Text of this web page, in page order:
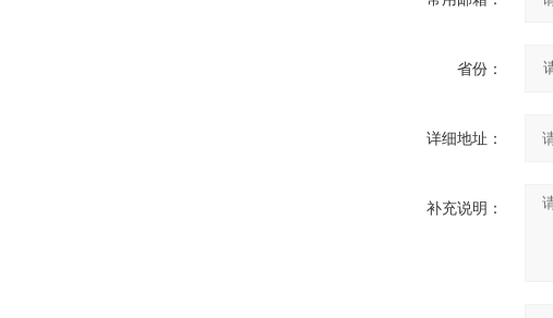
省份：
详细地址：
补充说明：